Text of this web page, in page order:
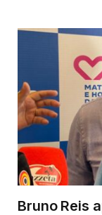
Bruno Reis